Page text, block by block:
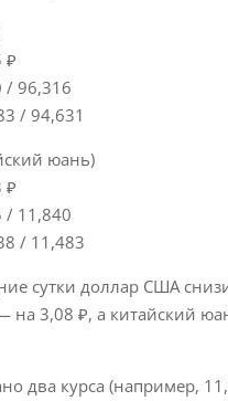
₽
/ 96,316
/ 94,631
юань)
₽
/ 11,840
/ 11,483
сутки доллар США
на 3,08 ₽, а китайский
два курса (например,